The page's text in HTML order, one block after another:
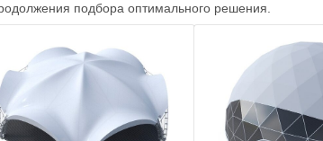
подбора оптимального решения.